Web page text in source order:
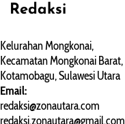
Redaksi
Kelurahan Mongkonai,
Kecamatan Mongkonai Barat,
Kotamobagu, Sulawesi Utara
Email:
redaksi@zonautara.com
redaksi.zonautara@gmail.com